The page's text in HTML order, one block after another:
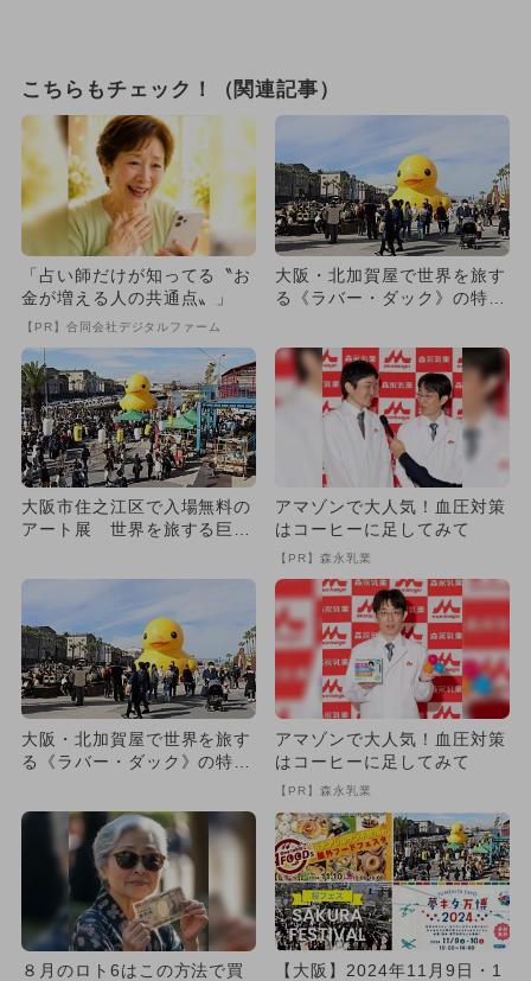
こちらもチェック！（関連記事）
「占い師だけが知ってる〝お
金が増える人の共通点〟」
【PR】合同会社デジタルファーム
大阪・北加賀屋で世界を旅す
る《ラバー・ダック》の特別
大阪市住之江区で入場無料の
アート展 世界を旅する巨大
アマゾンで大人気！血圧対策
はコーヒーに足してみて
【PR】森永乳業
大阪・北加賀屋で世界を旅す
る《ラバー・ダック》の特別
アマゾンで大人気！血圧対策
はコーヒーに足してみて
【PR】森永乳業
８月のロト6はこの方法で買 【大阪】2024年11月9日・1